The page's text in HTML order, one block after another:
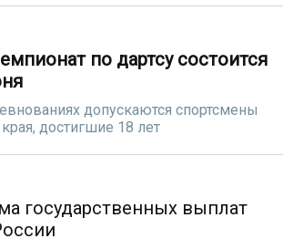
по дартсу состоится
допускаются спортсмены
достигшие 18 лет
государственных выплат